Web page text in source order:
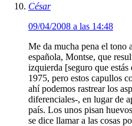
César
09/04/2008 a las 14:48
Me da mucha pena el tono
española, Montse, que
izquierda [seguro que
1975, pero estos capullos
ahí podemos rastrear los
diferenciales-, en lugar de
país. Los unos pisan
se dice llamar a las cosas